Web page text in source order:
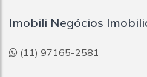
Imobili Negócios
(11) 97165-2581